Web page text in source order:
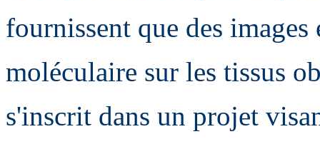
fournissent que des
moléculaire sur les tissus
s'inscrit dans un projet